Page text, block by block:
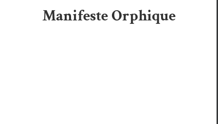
Manifeste Orphique